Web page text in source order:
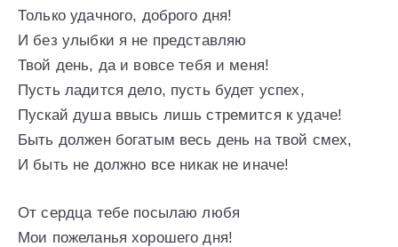
Только удачного, доброго дня!
И без улыбки я не представляю
Твой день, да и вовсе тебя и меня!
Пусть ладится дело, пусть будет успех,
Пускай душа ввысь лишь стремится к удаче!
Быть должен богатым весь день на твой смех,
И быть не должно все никак не иначе!
От сердца тебе посылаю любя
Мои пожеланья хорошего дня!